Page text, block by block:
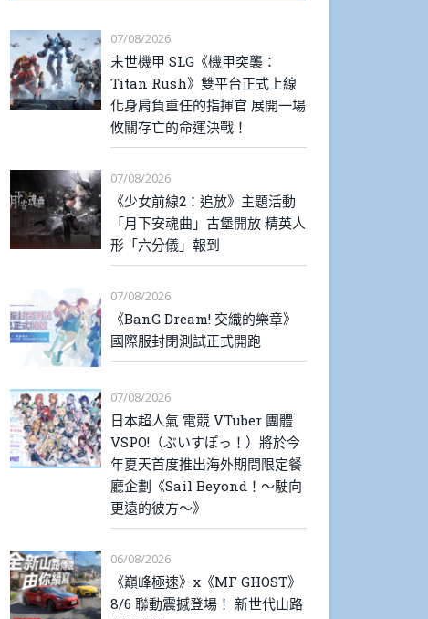
07/08/2026
末世機甲 SLG《機甲突襲：
Titan Rush》雙平台正式上線
化身肩負重任的指揮官 展開一場
攸關存亡的命運決戰！
07/08/2026
《少女前線2：追放》主題活動
「月下安魂曲」古堡開放 精英人
形「六分儀」報到
07/08/2026
《BanG Dream! 交織的樂章》
國際服封閉測試正式開跑
07/08/2026
日本超人氣 電競 VTuber 團體
VSPO!（ぶいすぽっ！）將於今
年夏天首度推出海外期間限定餐
廳企劃《Sail Beyond！～駛向
更遠的彼方～》
06/08/2026
《巔峰極速》x《MF GHOST》
8/6 聯動震撼登場！ 新世代山路